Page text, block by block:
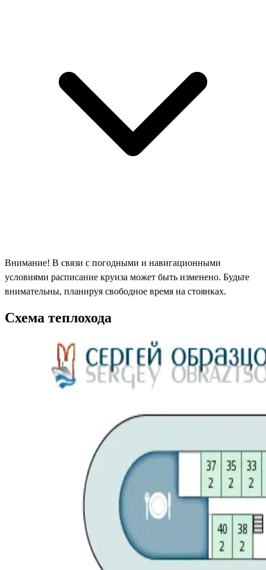
Внимание! В связи с погодными и навигационными
условиями расписание круиза может быть изменено. Будьте
внимательны, планируя свободное время на стоянках.
Схема теплохода